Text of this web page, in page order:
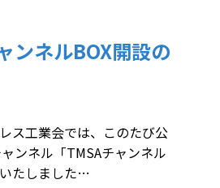
ンネルBOX開設の
ス工業会では、このたび公
ンネル「TMSAチャンネル
たしました…